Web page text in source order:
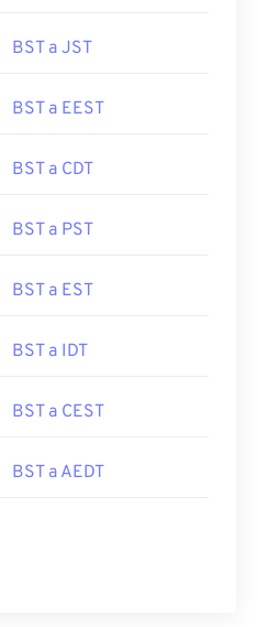
BST a JST
BST a EEST
BST a CDT
BST a PST
BST a EST
BST a IDT
BST a CEST
BST a AEDT